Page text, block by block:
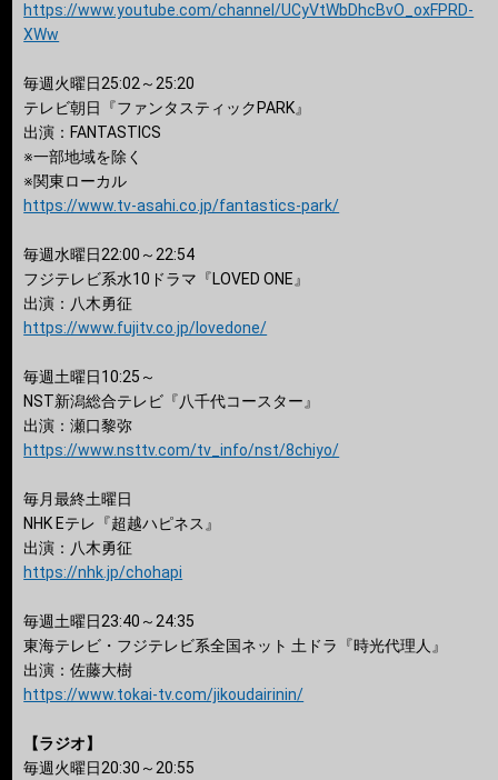
https://www.youtube.com/channel/UCyVtWbDhcBvO_oxFPRD-
XWw
毎週火曜日25:02～25:20
テレビ朝日『ファンタスティックPARK』
出演：FANTASTICS
※一部地域を除く
※関東ローカル
https://www.tv-asahi.co.jp/fantastics-park/
毎週水曜日22:00～22:54
フジテレビ系水10ドラマ『LOVED ONE』
出演：八木勇征
https://www.fujitv.co.jp/lovedone/
毎週土曜日10:25～
NST新潟総合テレビ『八千代コースター』
出演：瀬口黎弥
https://www.nsttv.com/tv_info/nst/8chiyo/
毎月最終土曜日
NHK Eテレ『超越ハピネス』
出演：八木勇征
https://nhk.jp/chohapi
毎週土曜日23:40～24:35
東海テレビ・フジテレビ系全国ネット 土ドラ『時光代理人』
出演：佐藤大樹
https://www.tokai-tv.com/jikoudairinin/
【ラジオ】
毎週火曜日20:30～20:55